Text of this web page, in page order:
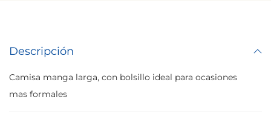
Descripción
Camisa manga larga, con bolsillo ideal para ocasiones
mas formales